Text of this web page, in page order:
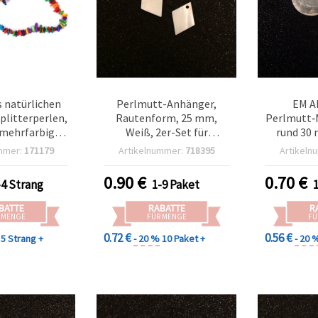
natürlichen
cm
171179
Strang
5 Strang +
Perlmutt-Anhänger,
Rautenform, 25 mm,
Weiß, 2er-Set für
Schmuckherstellung, DIY
Ohrringe)
Artikelnummer: 718395
0.90€ 1-9 Paket
RABATTE
FÜR MENGE
0.72 €- 20 %10 Paket +
EM
rund 30
0.70€
0.56 €- 20